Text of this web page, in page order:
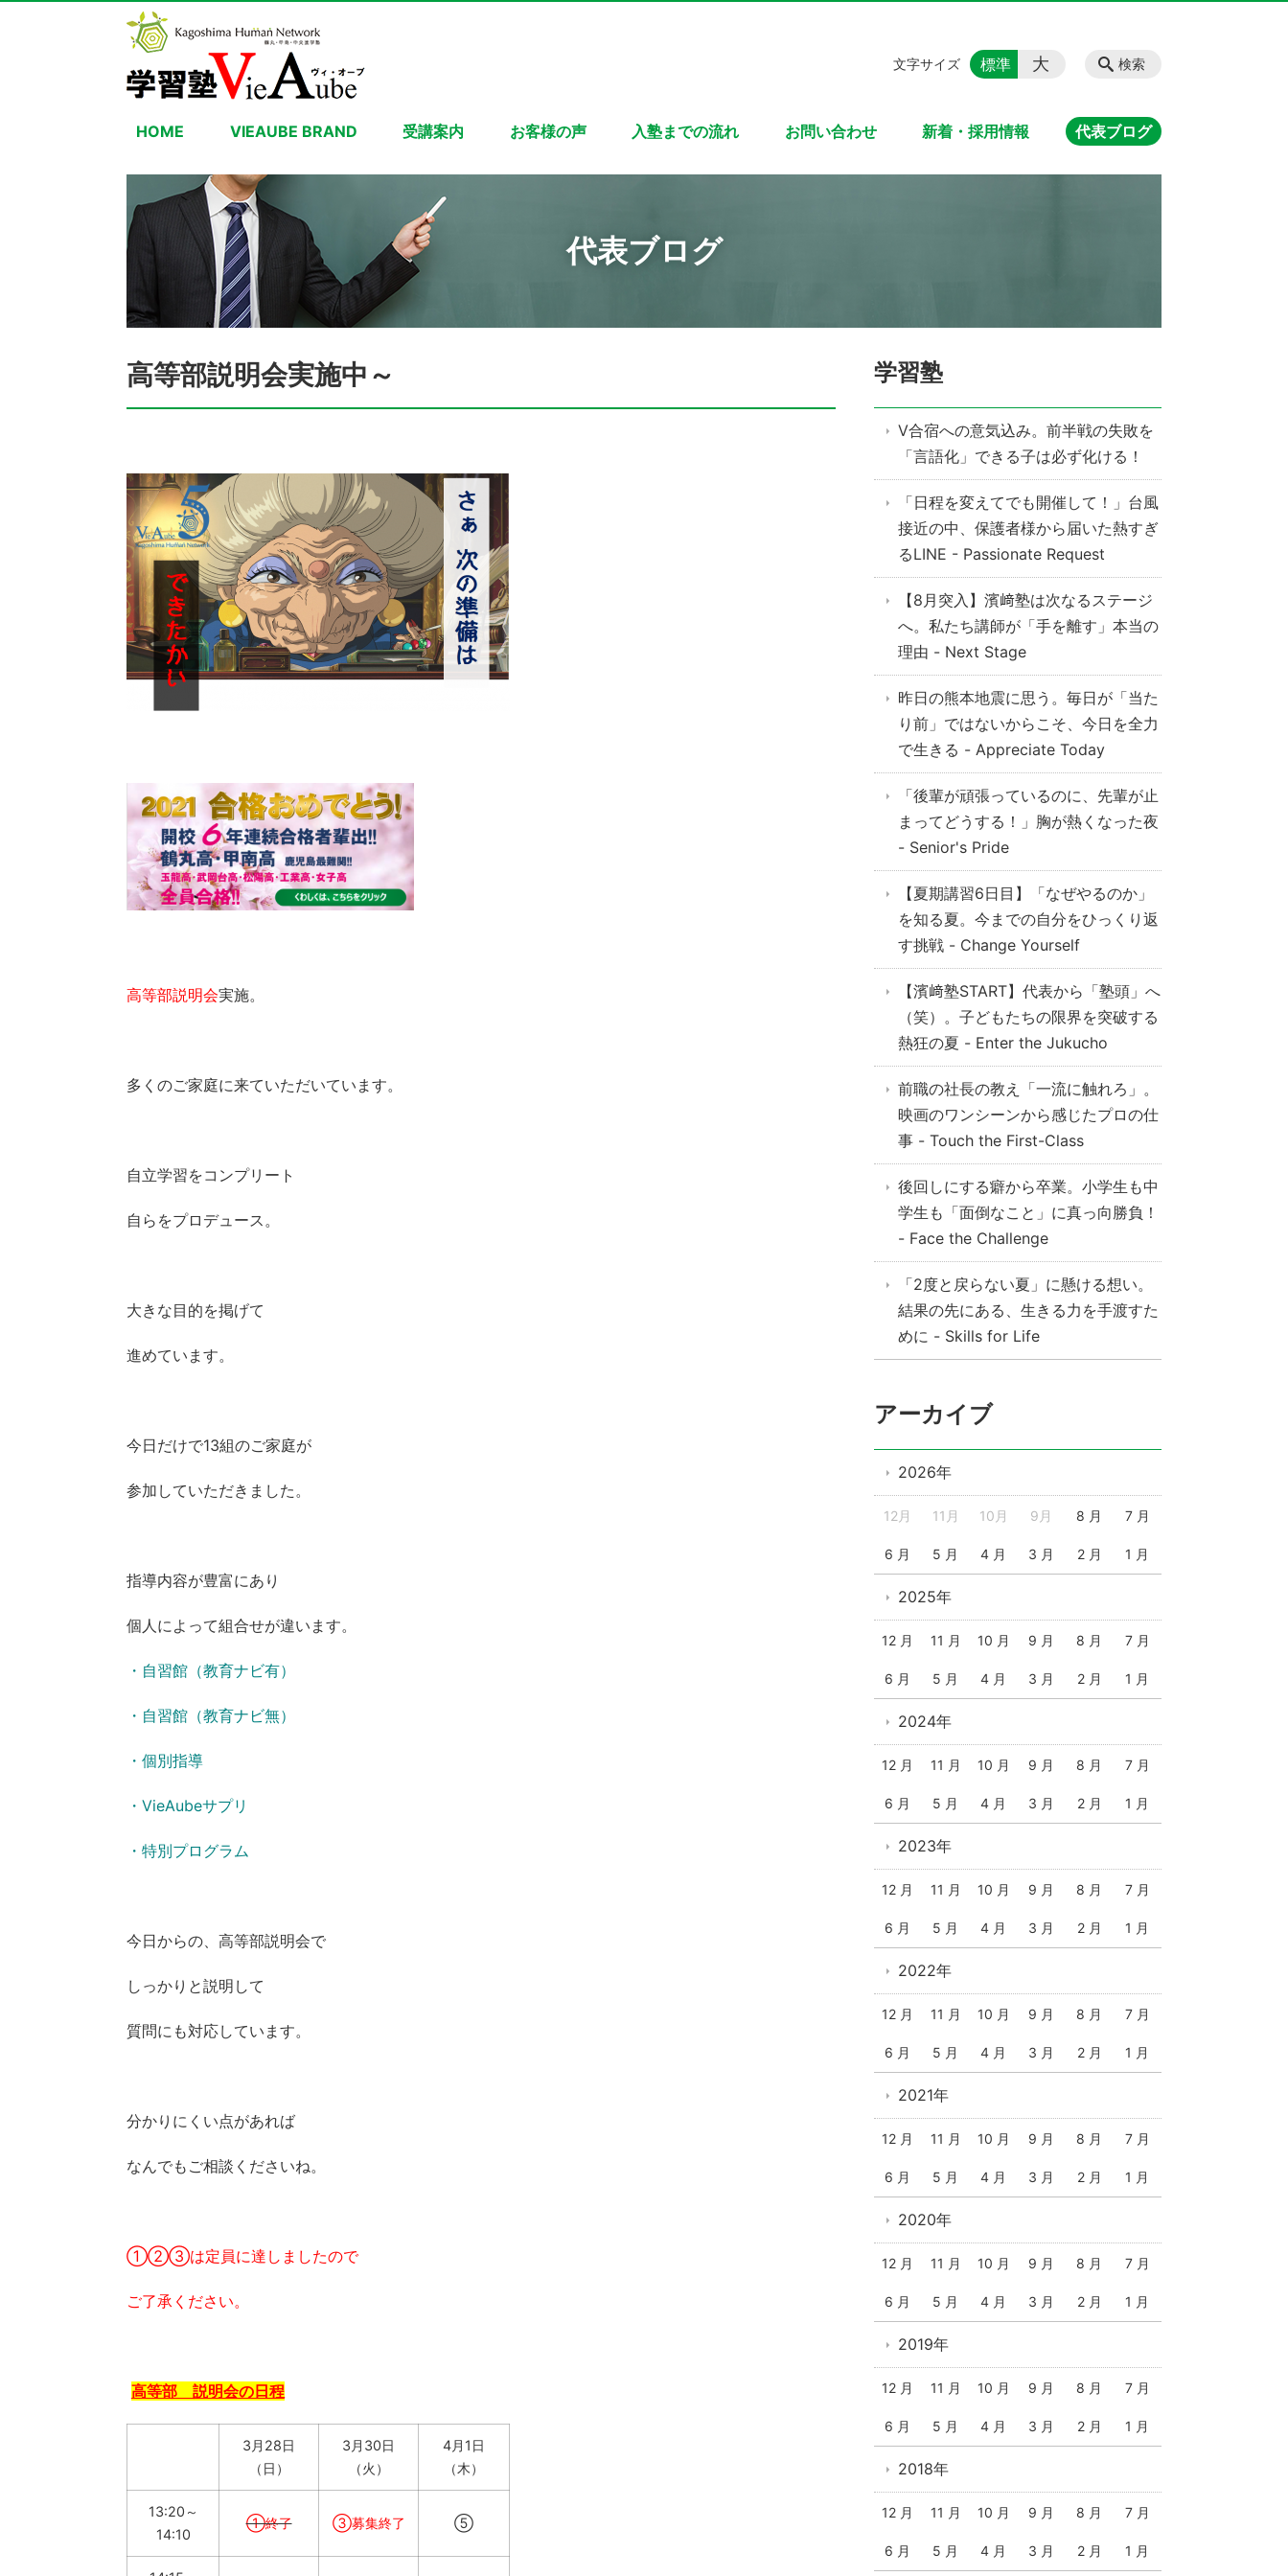
HOME VIEAUBE BRAND 受講案内 お客様の声 入塾までの流れ お問い合わせ 新着・採用情報 代表ブログ
検索
文字サイズ 標準 大
代表ブログ
高等部説明会実施中～
高等部説明会実施。
多くのご家庭に来ていただいています。
自立学習をコンプリート
自らをプロデュース。
大きな目的を掲げて
進めています。
今日だけで13組のご家庭が
参加していただきました。
指導内容が豊富にあり
個人によって組合せが違います。
・自習館（教育ナビ有）
・自習館（教育ナビ無）
・個別指導
・VieAubeサプリ
・特別プログラム
今日からの、高等部説明会で
しっかりと説明して
質問にも対応しています。
分かりにくい点があれば
なんでもご相談くださいね。
①②③は定員に達しましたので
ご了承ください。
高等部 説明会の日程
3月28日
（日）
3月30日
（火）
4月1日
（木）
13:20～
14:10
①終了 ③募集終了 ⑤
学習塾
V合宿への意気込み。前半戦の失敗を
「言語化」できる子は必ず化ける！
「日程を変えてでも開催して！」台風
接近の中、保護者様から届いた熱すぎ
るLINE - Passionate Request
【8月突入】濱﨑塾は次なるステージ
へ。私たち講師が「手を離す」本当の
理由 - Next Stage
昨日の熊本地震に思う。毎日が「当た
り前」ではないからこそ、今日を全力
で生きる - Appreciate Today
「後輩が頑張っているのに、先輩が止
まってどうする！」胸が熱くなった夜
- Senior's Pride
【夏期講習6日目】「なぜやるのか」
を知る夏。今までの自分をひっくり返
す挑戦 - Change Yourself
【濱﨑塾START】代表から「塾頭」へ
（笑）。子どもたちの限界を突破する
熱狂の夏 - Enter the Jukucho
前職の社長の教え「一流に触れろ」。
映画のワンシーンから感じたプロの仕
事 - Touch the First-Class
後回しにする癖から卒業。小学生も中
学生も「面倒なこと」に真っ向勝負！
- Face the Challenge
「2度と戻らない夏」に懸ける想い。
結果の先にある、生きる力を手渡すた
めに - Skills for Life
アーカイブ
2026年
12月 11月 10月 9月 8 月 7 月
6 月 5 月 4 月 3 月 2 月 1 月
2025年
12 月 11 月 10 月 9 月 8 月 7 月
6 月 5 月 4 月 3 月 2 月 1 月
2024年
12 月 11 月 10 月 9 月 8 月 7 月
6 月 5 月 4 月 3 月 2 月 1 月
2023年
12 月 11 月 10 月 9 月 8 月 7 月
6 月 5 月 4 月 3 月 2 月 1 月
2022年
12 月 11 月 10 月 9 月 8 月 7 月
6 月 5 月 4 月 3 月 2 月 1 月
2021年
12 月 11 月 10 月 9 月 8 月 7 月
6 月 5 月 4 月 3 月 2 月 1 月
2020年
12 月 11 月 10 月 9 月 8 月 7 月
6 月 5 月 4 月 3 月 2 月 1 月
2019年
12 月 11 月 10 月 9 月 8 月 7 月
6 月 5 月 4 月 3 月 2 月 1 月
2018年
12 月 11 月 10 月 9 月 8 月 7 月
6 月 5 月 4 月 3 月 2 月 1 月